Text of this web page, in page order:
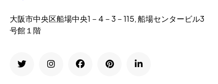
大阪市中央区船場中央1－4－3－115, 船場センタービル3
号館１階